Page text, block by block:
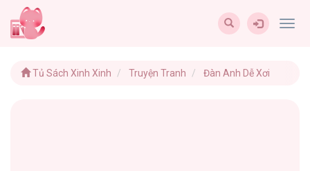
Tủ Sách Xinh Xinh Truyện Tranh Đàn Anh Dễ Xơi